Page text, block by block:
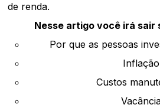
de renda.
Nesse artigo você irá sair
Por que as pessoas
Inflação
Custos